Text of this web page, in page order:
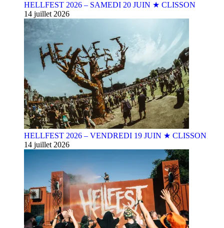
HELLFEST 2026 – SAMEDI 20 JUIN ★ CLISSON
14 juillet 2026
HELLFEST 2026 – VENDREDI 19 JUIN ★ CLISSON
14 juillet 2026